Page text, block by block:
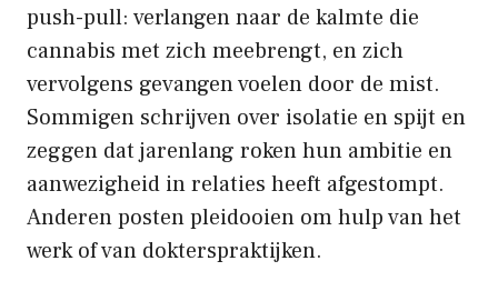
push-pull: verlangen naar de kalmte die
cannabis met zich meebrengt, en zich
vervolgens gevangen voelen door de mist.
Sommigen schrijven over isolatie en spijt en
zeggen dat jarenlang roken hun ambitie en
aanwezigheid in relaties heeft afgestompt.
Anderen posten pleidooien om hulp van het
werk of van dokterspraktijken.